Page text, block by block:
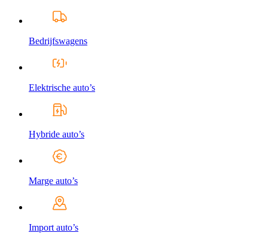
Bedrijfswagens
Elektrische auto’s
Hybride auto’s
Marge auto’s
Import auto’s